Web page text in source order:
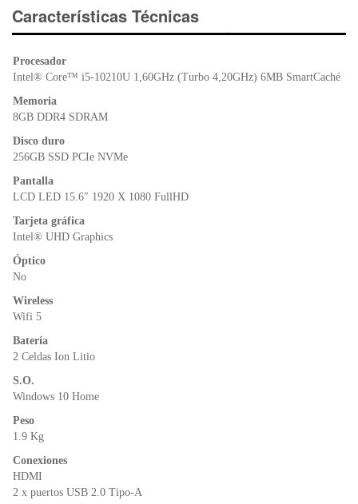
e
b
o
er s
A
p
ri
e
dl
Características Técnicas
Procesador
Intel® Core™ i5-10210U 1,60GHz (Turbo 4,20GHz) 6MB SmartCaché
Memoria
8GB DDR4 SDRAM
Disco duro
256GB SSD PCIe NVMe
Pantalla
LCD LED 15.6″ 1920 X 1080 FullHD
Tarjeta gráfica
Intel® UHD Graphics
Óptico
No
Wireless
Wifi 5
Batería
2 Celdas Ion Litio
S.O.
Windows 10 Home
Peso
1.9 Kg
Conexiones
HDMI
2 x puertos USB 2.0 Tipo-A